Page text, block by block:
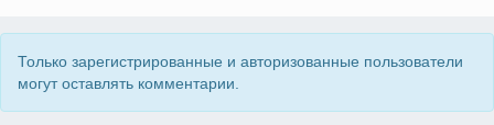
Только зарегистрированные и авторизованные пользователи
могут оставлять комментарии.